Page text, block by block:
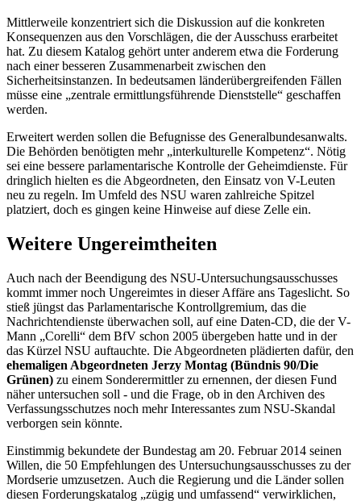
Mittlerweile konzentriert sich die Diskussion auf die konkreten
Konsequenzen aus den Vorschlägen, die der Ausschuss erarbeitet
hat. Zu diesem Katalog gehört unter anderem etwa die Forderung
nach einer besseren Zusammenarbeit zwischen den
Sicherheitsinstanzen. In bedeutsamen länderübergreifenden Fällen
müsse eine „zentrale ermittlungsführende Dienststelle“ geschaffen
werden.
Erweitert werden sollen die Befugnisse des Generalbundesanwalts.
Die Behörden benötigten mehr „interkulturelle Kompetenz“. Nötig
sei eine bessere parlamentarische Kontrolle der Geheimdienste. Für
dringlich hielten es die Abgeordneten, den Einsatz von V-Leuten
neu zu regeln. Im Umfeld des NSU waren zahlreiche Spitzel
platziert, doch es gingen keine Hinweise auf diese Zelle ein.
Weitere Ungereimtheiten
Auch nach der Beendigung des NSU-Untersuchungsausschusses
kommt immer noch Ungereimtes in dieser Affäre ans Tageslicht. So
stieß jüngst das Parlamentarische Kontrollgremium, das die
Nachrichtendienste überwachen soll, auf eine Daten-CD, die der V-
Mann „Corelli“ dem BfV schon 2005 übergeben hatte und in der
das Kürzel NSU auftauchte. Die Abgeordneten plädierten dafür, den
ehemaligen Abgeordneten Jerzy Montag (Bündnis 90/Die
Grünen) zu einem Sonderermittler zu ernennen, der diesen Fund
näher untersuchen soll - und die Frage, ob in den Archiven des
Verfassungsschutzes noch mehr Interessantes zum NSU-Skandal
verborgen sein könnte.
Einstimmig bekundete der Bundestag am 20. Februar 2014 seinen
Willen, die 50 Empfehlungen des Untersuchungsausschusses zu der
Mordserie umzusetzen. Auch die Regierung und die Länder sollen
diesen Forderungskatalog „zügig und umfassend“ verwirklichen,